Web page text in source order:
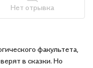
Нет отрывка
факультета,
в сказки. Но